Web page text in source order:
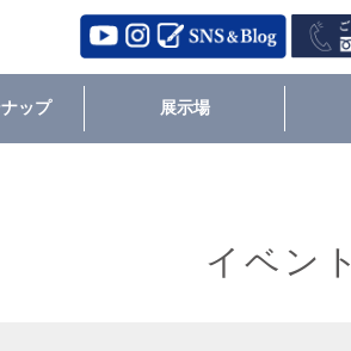
ップ 展示場
イベント